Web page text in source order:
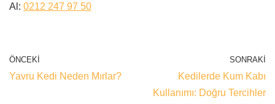
Al: 0212 247 97 50
ÖNCEKI
Yavru Kedi Neden Mırlar?
SONRAKI
Kedilerde Kum Kabı
Kullanımı: Doğru Tercihler